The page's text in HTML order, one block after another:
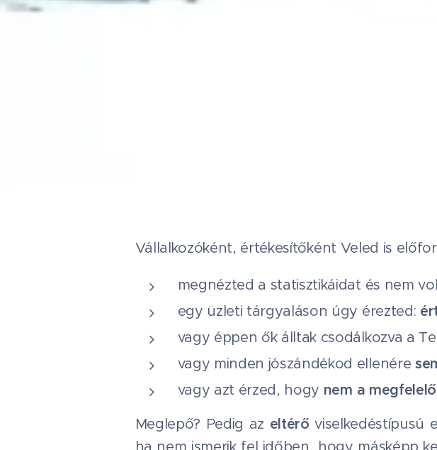
Vállalkozóként, értékesítőként Veled is
megnézted a statisztikáidat és nem
egy üzleti tárgyaláson úgy érezted:
vagy éppen ők álltak csodálkozva a
vagy minden jószándékod ellenére
vagy azt érzed, hogy nem a
Meglepő? Pedig az eltérő viselkedéstípusú